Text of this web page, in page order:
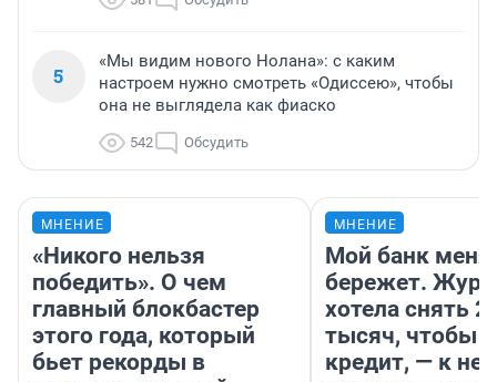
5
«Мы видим нового Нолана»: с каким
настроем нужно смотреть «Одиссею», чтобы
она не выглядела как фиаско
542 Обсудить
МНЕНИЕ
«Никого нельзя
победить». О чем
главный блокбастер
этого года, который
бьет рекорды в
МНЕНИЕ
Мой банк меня
бережет.
хотела снять
тысяч, чтобы
кредит, — к